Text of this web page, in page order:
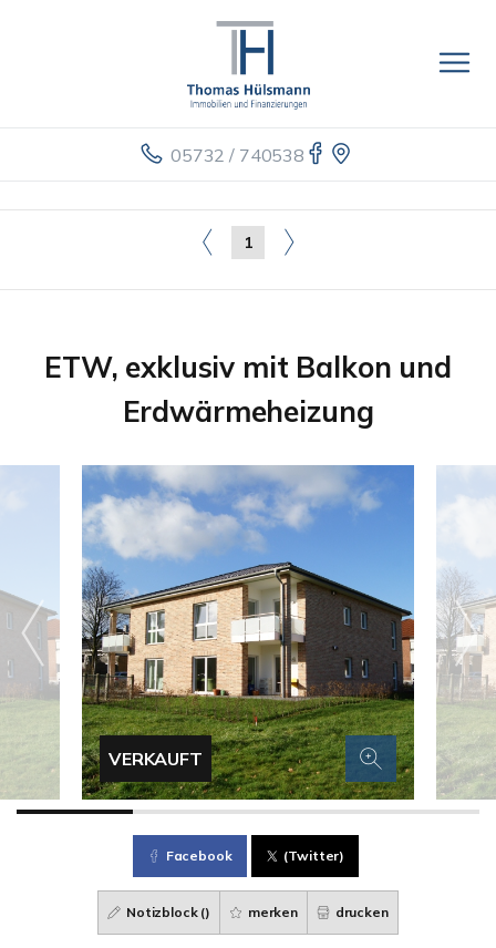
05732 / 740538
1
ETW, exklusiv mit Balkon und
Erdwärmeheizung
VERKAUFT
Facebook (Twitter)
Notizblock () merken drucken